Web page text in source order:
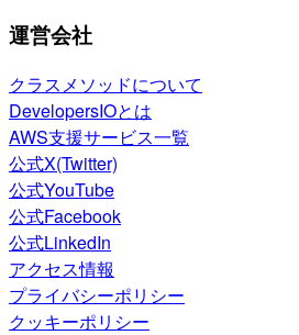
運営会社
クラスメソッドについて
DevelopersIOとは
AWS支援サービス一覧
公式X(Twitter)
公式YouTube
公式Facebook
公式LinkedIn
アクセス情報
プライバシーポリシー
クッキーポリシー